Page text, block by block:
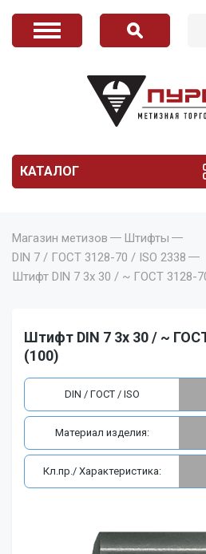
КАТАЛОГ
Магазин метизов
Штифты
DIN 7 / ГОСТ 3128-70 / ISO 2338
Штифт DIN 7 3x 30 / ~ ГОСТ 3128-
Штифт DIN 7 3x 30 / ~
(100)
DIN / ГОСТ / ISO
Материал изделия:
Кл.пр./ Характеристика: